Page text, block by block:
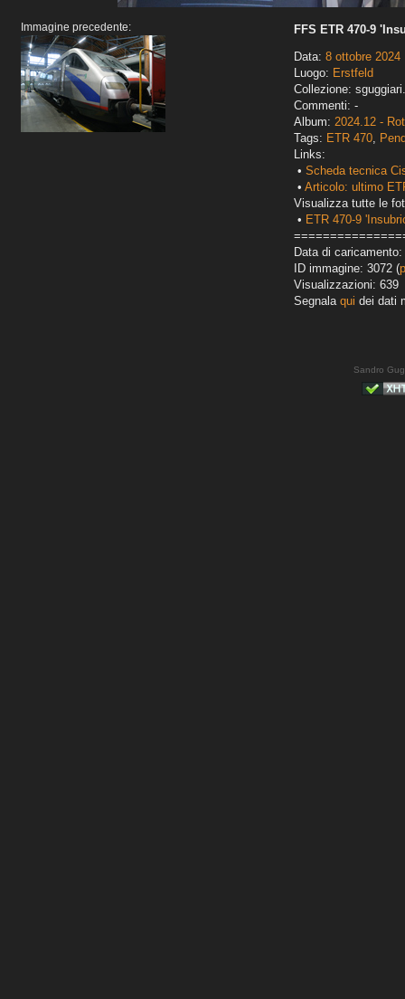
Immagine precedente:
FFS ETR 470-9
Data: 8 ottobre 2024
Luogo: Erstfeld
Collezione:
Commenti: -
Album: 2024.12 -
Tags: ETR 470,
Links:
• Scheda tecnica
• Articolo: ultimo
Visualizza tutte le
• ETR 470-9
Data di
ID immagine: 3072 (
Visualizzazioni: 639
Segnala qui dei dati
Sandro